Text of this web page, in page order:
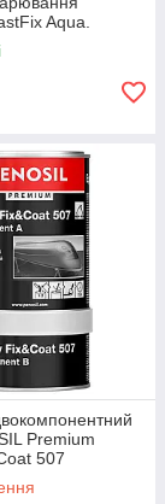
Aqua.
Premium
507